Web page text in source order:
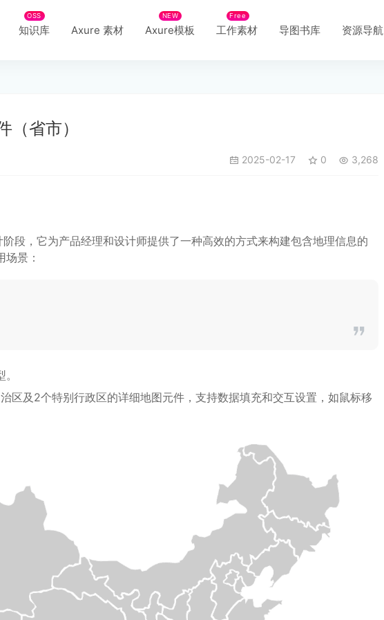
知识库
OSS
Axure 素材 Axure模板
NEW
工作素材
Free
导图书库 资源导航
（省市）
2025-02-17 0 3,268
段，它为产品经理和设计师提供了一种高效的方式来构建包含地理信息的
景：
区及2个特别行政区的详细地图元件，支持数据填充和交互设置，如鼠标移